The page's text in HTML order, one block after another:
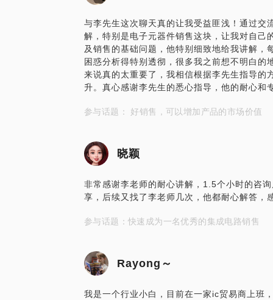
与李先生这次聊天真的让我受益匪浅！通过交
解，特别是电子元器件销售这块，让我对自
及销售的基础问题，他特别细致地给我讲解
困惑分析得特别透彻，很多我之前想不明白
来说真的太重要了，我相信根据李先生指导的
升。真心感谢李先生的悉心指导，他的耐心和
参与话题： 好销售，可以增加产品的市场价值
晓颖
非常感谢李老师的耐心讲解，1.5个小时的咨
享，后续又找了李老师几次，他都耐心解答，
参与话题：快速成为一名优秀的集成电路销售
Rayong～
我是一个行业小白，目前在一家ic贸易商上班